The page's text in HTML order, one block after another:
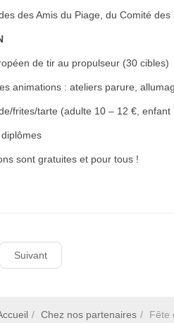
des Amis du Piage, du Comité
de tir au propulseur (30 cibles)
animations : ateliers parure,
frites/tarte (adulte 10 – 12 €, enfant
sont gratuites et pour tous !
Suivant
Chez nos partenaires Fête